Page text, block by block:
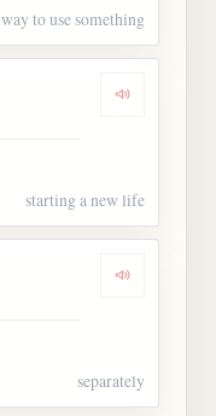
way to use something
Dengarkan
starting a new life
Dengarkan
separately